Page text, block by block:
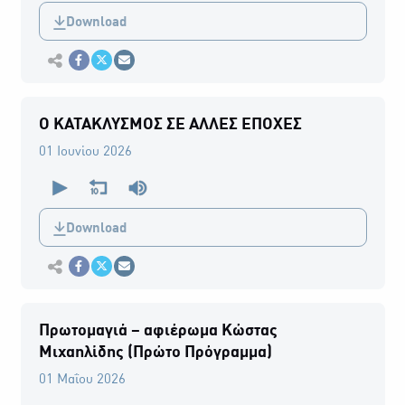
0
secondsDownload
Κοινοποίηση στο Facebook
Κοινοποίηση Twitter
Αποστολή με Email
Ο ΚΑΤΑΚΛΥΣΜΟΣ ΣΕ ΑΛΛΕΣ ΕΠΟΧΕΣ
01 Ιουνίου 2026
seconds
0
secondsDownload
Κοινοποίηση στο Facebook
Κοινοποίηση Twitter
Αποστολή με Email
Πρωτομαγιά – αφιέρωμα Κώστας
Μιχαηλίδης (Πρώτο Πρόγραμμα)
01 Μαΐου 2026